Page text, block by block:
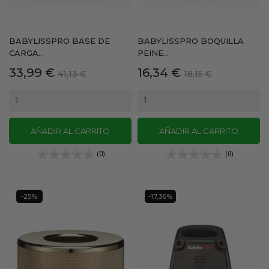
BABYLISSPRO BASE DE
CARGA...
Precio
33,99 € Precio
41,13 €
AÑADIR AL CARRITO
(0)
BABYLISSPRO BOQUILLA
PEINE...
Precio
16,34 € Precio
18,15 €
AÑADIR AL CARRITO
(0)
-25% -17,36%